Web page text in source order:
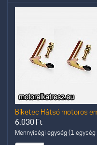
Biketec Hátsó motoros
6.030 Ft
Mennyiségi egység (1